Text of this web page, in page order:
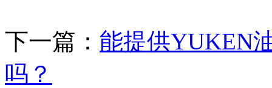
下一篇： 能提供YUKEN
吗？